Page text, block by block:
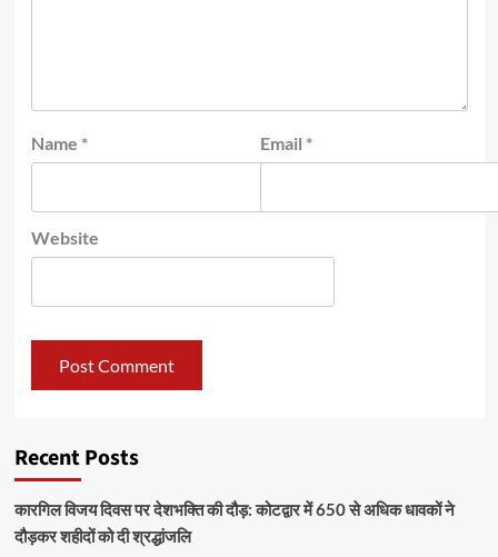
Name * Email *
Website
Recent Posts
कारगिल विजय दिवस पर देशभक्ति की दौड़: कोटद्वार में 650 से अधिक धावकों ने
दौड़कर शहीदों को दी श्रद्धांजलि